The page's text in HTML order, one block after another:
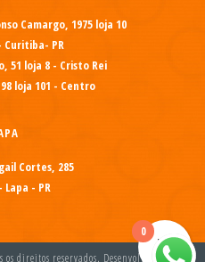
Camargo, 1975 loja 10
Curitiba- PR
51 loja 8 - Cristo Rei
loja 101 - Centro
Cortes, 285
- PR
direitos reservados. Desenvolvido por
0